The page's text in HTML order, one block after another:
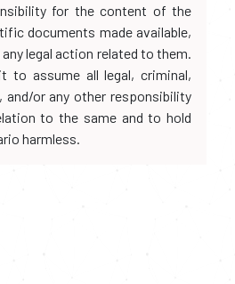
for the content of the
documents made available,
legal action related to them.
to assume all legal, criminal,
or any other responsibility
to the same and to hold
harmless.